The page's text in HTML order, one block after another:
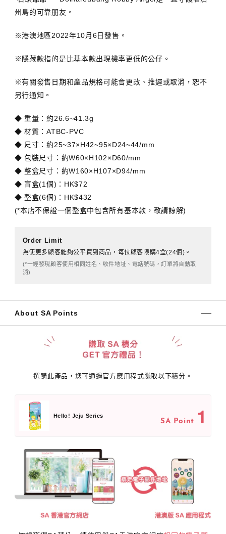
州島的可靠朋友。
※港澳地區2022年10月6日發售。
※隱藏款指的是比基本款出現機率更低的公仔。
※有關發售日期和產品規格可能會更改、推遲或取消，恕不
另行通知。
◆ 重量：約26.6~41.3g
◆ 材質：ATBC-PVC
◆ 尺寸：約25~37×H42~95×D24~44/mm
◆ 包裝尺寸：約W60×H102×D60/mm
◆ 整盒尺寸：約W160×H107×D94/mm
◆ 盲盒(1個)：HK$72
◆ 整盒(6個)：HK$432
(*本店不保證一個整盒中包含所有基本款，敬請諒解)
Order Limit
為使更多顧客能夠公平買到商品，每位顧客限購4盒(24個)。
(*一經發現顧客使用相同姓名、收件地址、電話號碼，訂單將自動取
消)
About SA Points
選購此產品，您可通過官方應用程式賺取以下積分。
Hello! Jeju Series
SA Point 1